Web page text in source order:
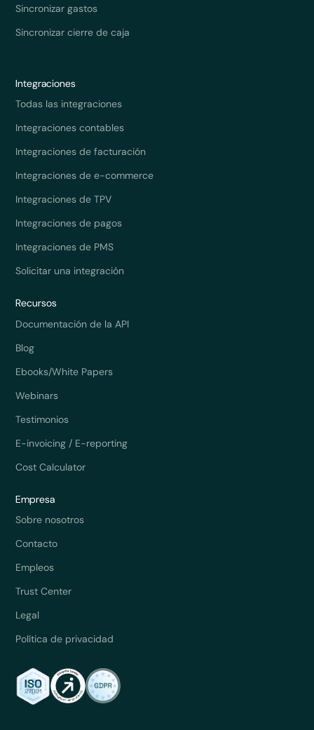
Sincronizar gastos
Sincronizar cierre de caja
Integraciones
Todas las integraciones
Integraciones contables
Integraciones de facturación
Integraciones de e-commerce
Integraciones de TPV
Integraciones de pagos
Integraciones de PMS
Solicitar una integración
Recursos
Documentación de la API
Blog
Ebooks/White Papers
Webinars
Testimonios
E-invoicing / E-reporting
Cost Calculator
Empresa
Sobre nosotros
Contacto
Empleos
Trust Center
Legal
Política de privacidad